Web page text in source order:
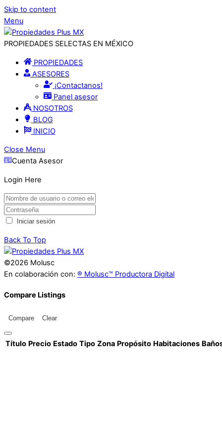
Skip to content
Menu
PROPIEDADES SELECTAS EN MÉXICO
PROPIEDADES
ASESORES
¡Contactanos!
Panel asesor
NOSOTROS
BLOG
INICIO
Close Menu
Cuenta Asesor
Login Here
Iniciar sesión
Back To Top
©2026 Molusc
En colaboración con: ® Molusc™ Productora Digital
Compare Listings
Compare Clear
Título Precio Estado Tipo Zona Propósito Habitaciones